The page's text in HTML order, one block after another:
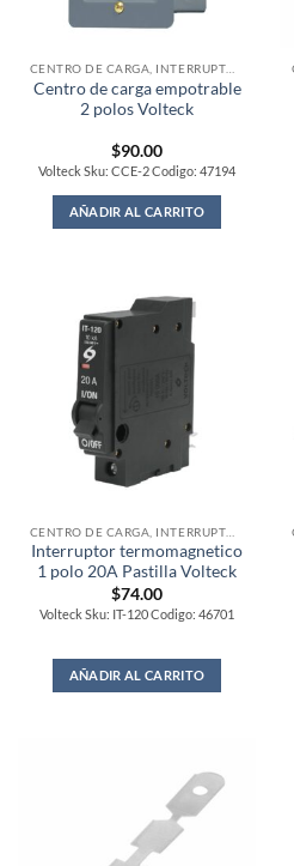
Centro de carga empotrable
2 polos Volteck
$90.00
Volteck Sku: CCE-2 Codigo: 47194
AÑADIR AL CARRITO
Interruptor termomagnetico
1 polo 20A Pastilla Volteck
$74.00
Volteck Sku: IT-120 Codigo: 46701
AÑADIR AL CARRITO